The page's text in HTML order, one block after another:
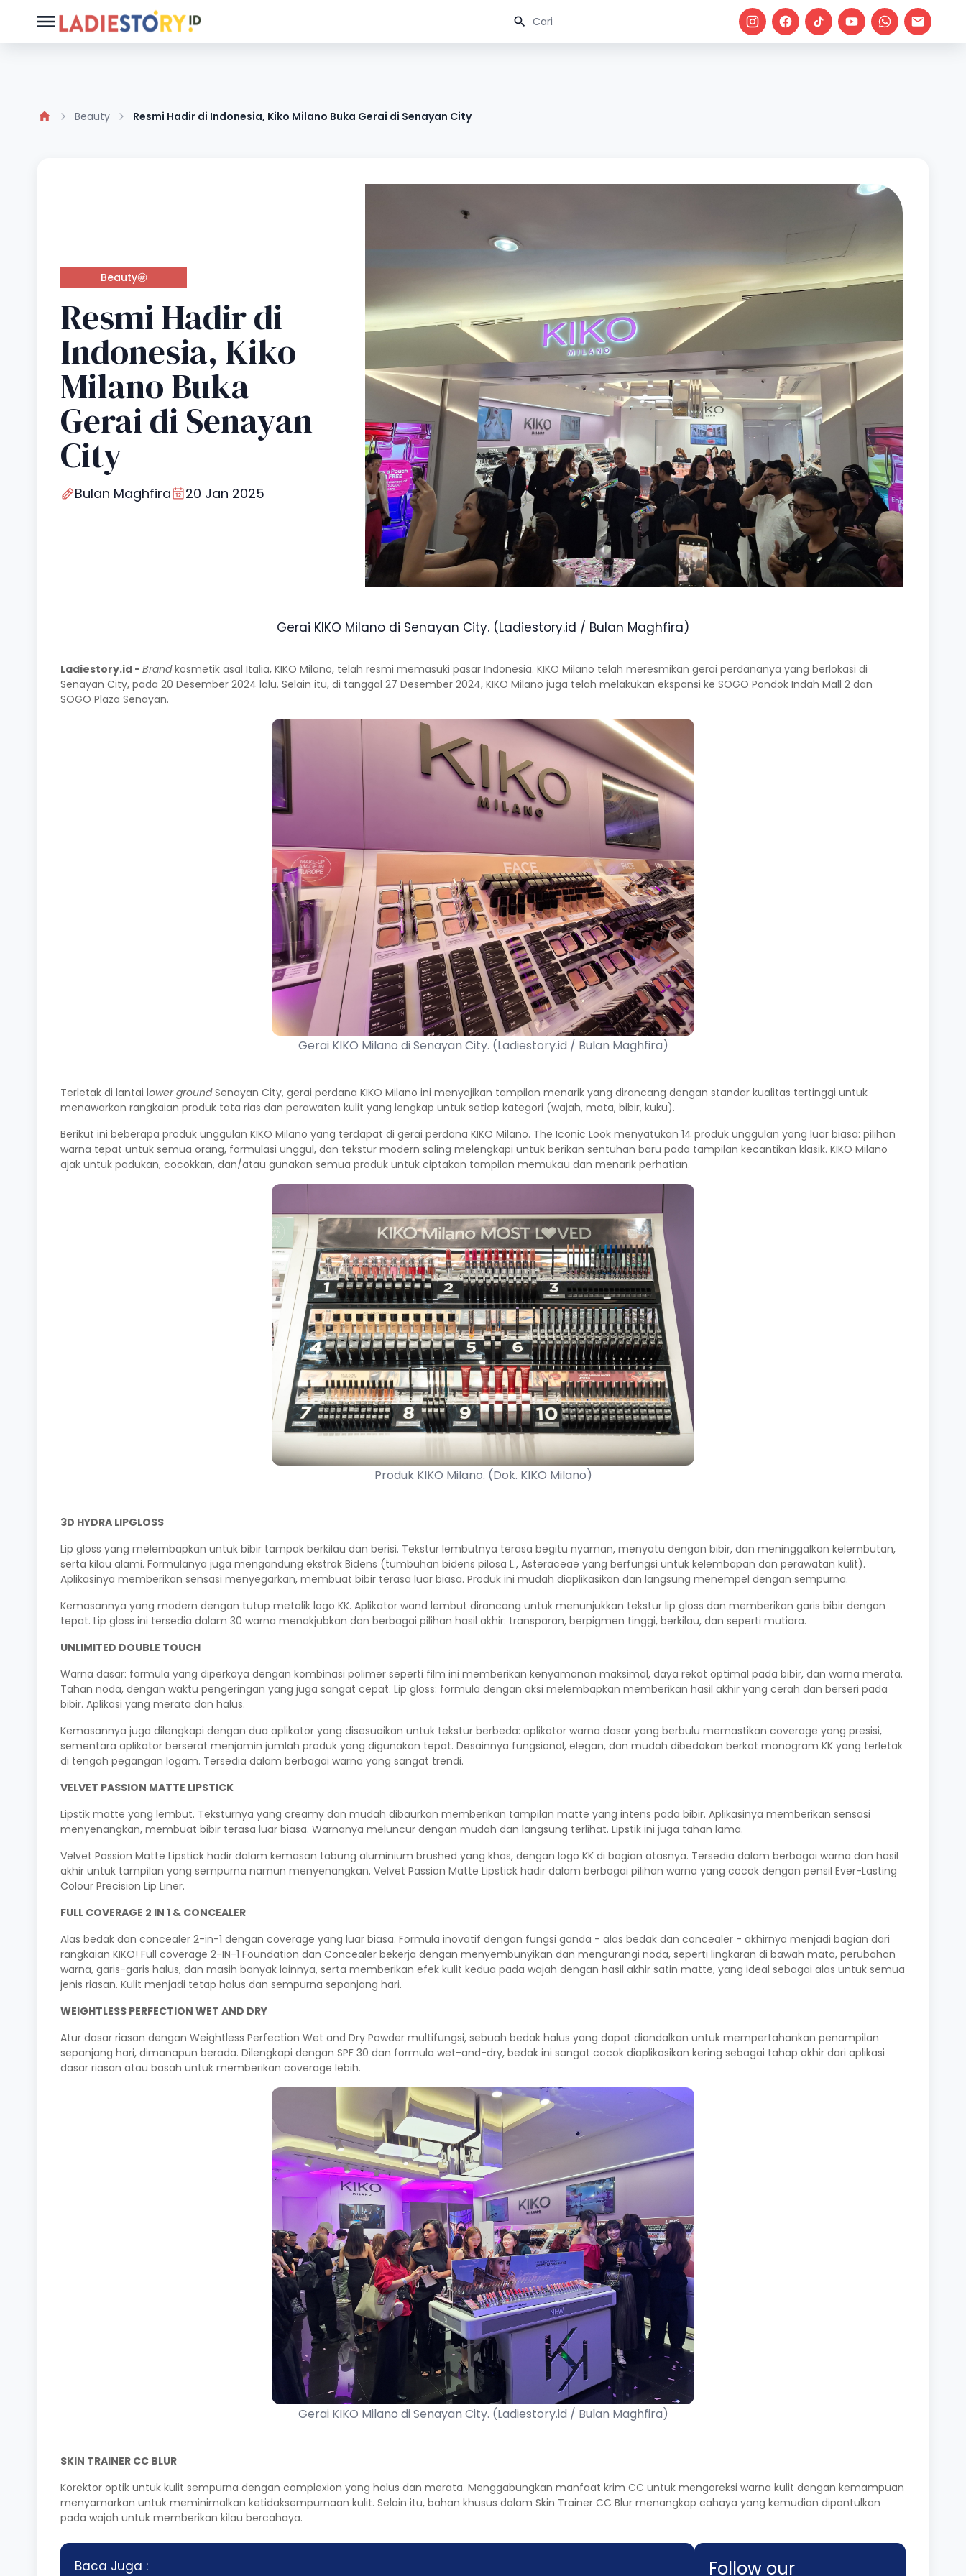
Beauty Resmi Hadir di Indonesia, Kiko Milano Buka Gerai di Senayan City
Beauty
Resmi Hadir di
Indonesia, Kiko
Milano Buka
Gerai di Senayan
City
Bulan Maghfira 20 Jan 2025
Gerai KIKO Milano di Senayan City. (Ladiestory.id / Bulan Maghfira)
Ladiestory.id - Brandkosmetik asal Italia, KIKO Milano, telah resmi memasuki pasar Indonesia. KIKO Milano telah meresmikan gerai perdananya yang berlokasi di
Senayan City, pada 20 Desember 2024 lalu. Selain itu, di tanggal 27 Desember 2024, KIKO Milano juga telah melakukan ekspansi ke SOGO Pondok Indah Mall 2 dan
SOGO Plaza Senayan.
Gerai KIKO Milano di Senayan City. (Ladiestory.id / Bulan Maghfira)
Terletak di lantai lower groundSenayan City, gerai perdana KIKO Milano ini menyajikan tampilan menarik yang dirancang dengan standar kualitas tertinggi untuk
menawarkan rangkaian produk tata rias dan perawatan kulit yang lengkap untuk setiap kategori (wajah, mata, bibir, kuku).
Berikut ini beberapa produk unggulan KIKO Milano yang terdapat di gerai perdana KIKO Milano. The Iconic Look menyatukan 14 produk unggulan yang luar biasa: pilihan
warna tepat untuk semua orang, formulasi unggul, dan tekstur modern saling melengkapi untuk berikan sentuhan baru pada tampilan kecantikan klasik. KIKO Milano
ajak untuk padukan, cocokkan, dan/atau gunakan semua produk untuk ciptakan tampilan memukau dan menarik perhatian.
Produk KIKO Milano. (Dok. KIKO Milano)
3D HYDRA LIPGLOSS
Lip gloss yang melembapkan untuk bibir tampak berkilau dan berisi. Tekstur lembutnya terasa begitu nyaman, menyatu dengan bibir, dan meninggalkan kelembutan,
serta kilau alami. Formulanya juga mengandung ekstrak Bidens (tumbuhan bidens pilosa L., Asteraceae yang berfungsi untuk kelembapan dan perawatan kulit).
Aplikasinya memberikan sensasi menyegarkan, membuat bibir terasa luar biasa. Produk ini mudah diaplikasikan dan langsung menempel dengan sempurna.
Kemasannya yang modern dengan tutup metalik logo KK. Aplikator wand lembut dirancang untuk menunjukkan tekstur lip gloss dan memberikan garis bibir dengan
tepat. Lip gloss ini tersedia dalam 30 warna menakjubkan dan berbagai pilihan hasil akhir: transparan, berpigmen tinggi, berkilau, dan seperti mutiara.
UNLIMITED DOUBLE TOUCH
Warna dasar: formula yang diperkaya dengan kombinasi polimer seperti film ini memberikan kenyamanan maksimal, daya rekat optimal pada bibir, dan warna merata.
Tahan noda, dengan waktu pengeringan yang juga sangat cepat. Lip gloss: formula dengan aksi melembapkan memberikan hasil akhir yang cerah dan berseri pada
bibir. Aplikasi yang merata dan halus.
Kemasannya juga dilengkapi dengan dua aplikator yang disesuaikan untuk tekstur berbeda: aplikator warna dasar yang berbulu memastikan coverage yang presisi,
sementara aplikator berserat menjamin jumlah produk yang digunakan tepat. Desainnya fungsional, elegan, dan mudah dibedakan berkat monogram KK yang terletak
di tengah pegangan logam. Tersedia dalam berbagai warna yang sangat trendi.
VELVET PASSION MATTE LIPSTICK
Lipstik matte yang lembut. Teksturnya yang creamy dan mudah dibaurkan memberikan tampilan matte yang intens pada bibir. Aplikasinya memberikan sensasi
menyenangkan, membuat bibir terasa luar biasa. Warnanya meluncur dengan mudah dan langsung terlihat. Lipstik ini juga tahan lama.
Velvet Passion Matte Lipstick hadir dalam kemasan tabung aluminium brushed yang khas, dengan logo KK di bagian atasnya. ​​Tersedia dalam berbagai warna dan hasil
akhir untuk tampilan yang sempurna namun menyenangkan. Velvet Passion Matte Lipstick hadir dalam berbagai pilihan warna yang cocok dengan pensil Ever-Lasting
Colour Precision Lip Liner.
FULL COVERAGE 2 IN 1 & CONCEALER
Alas bedak dan concealer 2-in-1 dengan coverage yang luar biasa. Formula inovatif dengan fungsi ganda - alas bedak dan concealer - akhirnya menjadi bagian dari
rangkaian KIKO! Full coverage 2-IN-1 Foundation dan Concealer bekerja dengan menyembunyikan dan mengurangi noda, seperti lingkaran di bawah mata, perubahan
warna, garis-garis halus, dan masih banyak lainnya, serta memberikan efek kulit kedua pada wajah dengan hasil akhir satin matte, yang ideal sebagai alas untuk semua
jenis riasan. Kulit menjadi tetap halus dan sempurna sepanjang hari.
WEIGHTLESS PERFECTION WET AND DRY
Atur dasar riasan dengan Weightless Perfection Wet and Dry Powder multifungsi, sebuah bedak halus yang dapat diandalkan untuk mempertahankan penampilan
sepanjang hari, dimanapun berada. Dilengkapi dengan SPF 30 dan formula wet-and-dry, bedak ini sangat cocok diaplikasikan kering sebagai tahap akhir dari aplikasi
dasar riasan atau basah untuk memberikan coverage lebih.
Gerai KIKO Milano di Senayan City. (Ladiestory.id / Bulan Maghfira)
SKIN TRAINER CC BLUR
Korektor optik untuk kulit sempurna dengan complexion yang halus dan merata. Menggabungkan manfaat krim CC untuk mengoreksi warna kulit dengan kemampuan
menyamarkan untuk meminimalkan ketidaksempurnaan kulit. Selain itu, bahan khusus dalam Skin Trainer CC Blur menangkap cahaya yang kemudian dipantulkan
pada wajah untuk memberikan kilau bercahaya.
Baca Juga : Follow our